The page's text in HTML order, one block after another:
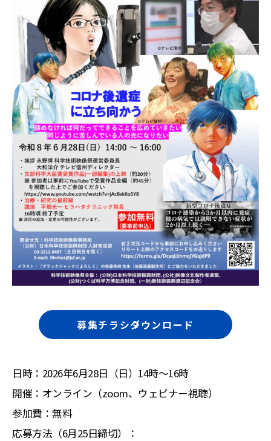
募集チラシダウンロード
日時：2026年6月28日（日）14時～16時
開催：オンライン（zoom、ウェビナー視聴）
参加費：無料
応募方法（6月25日締切）：